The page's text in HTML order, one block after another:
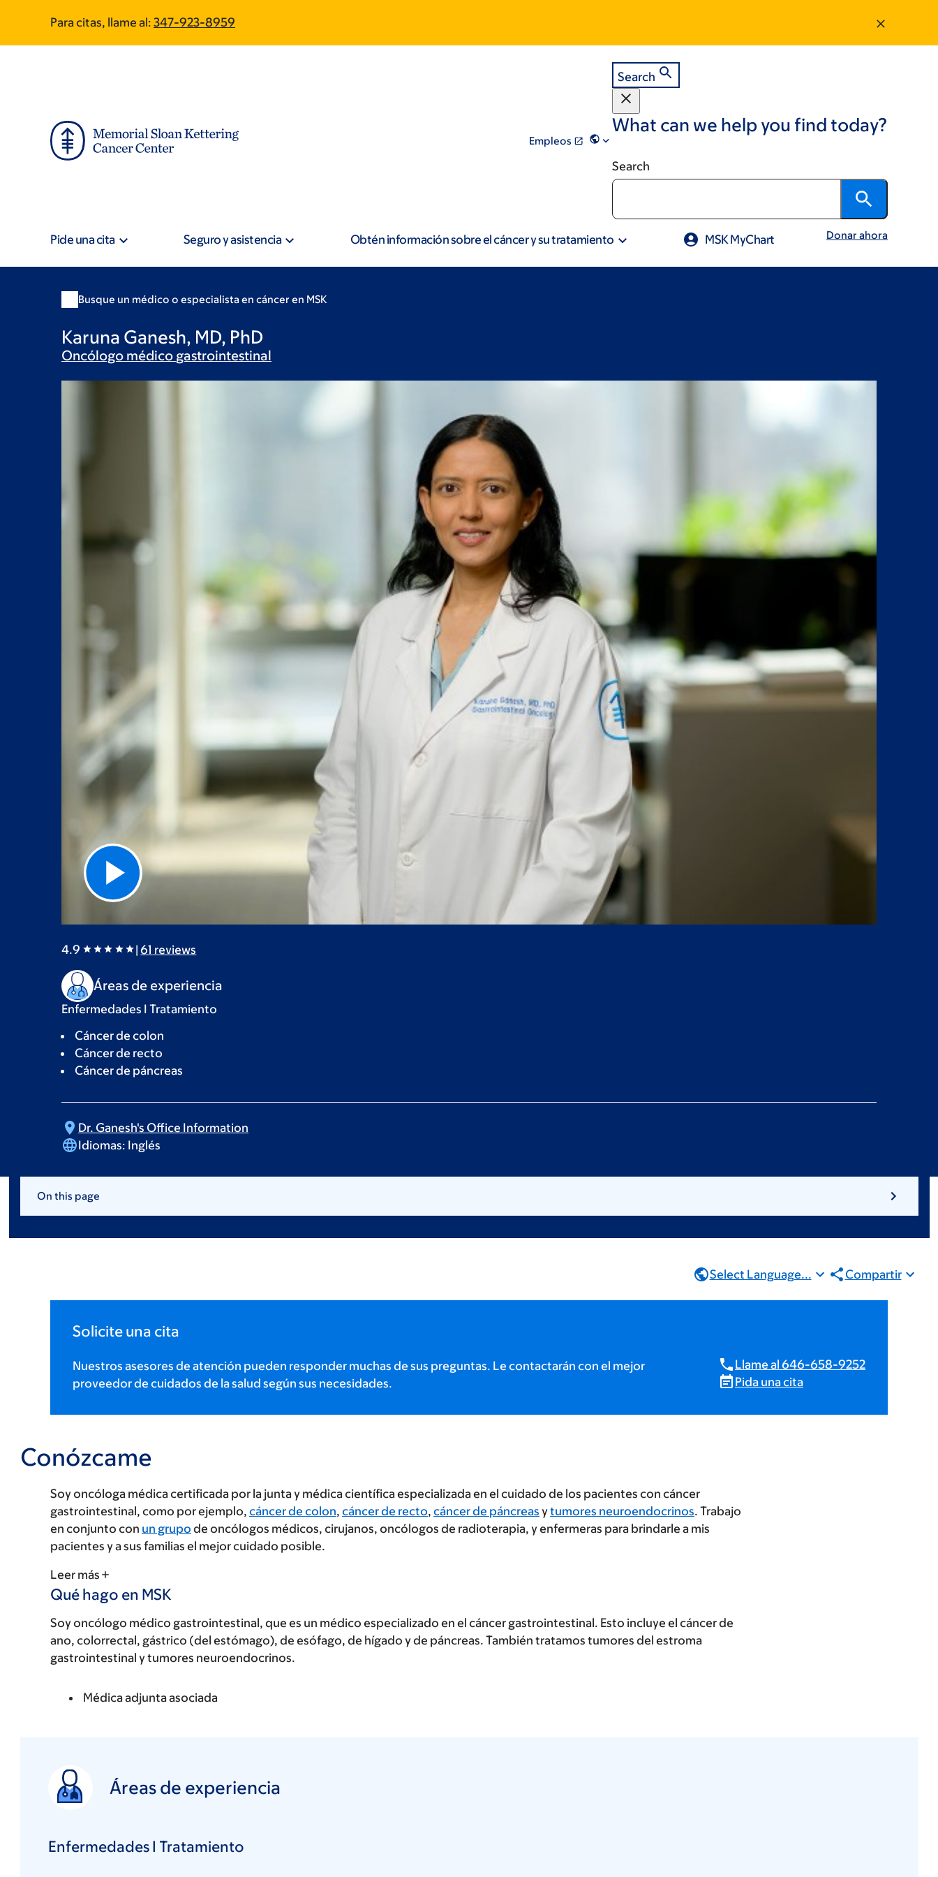
main
footer
Para citas, llame al: 347-923-8959
Empleos
Search
What can we help you find today?
Search
Pide una cita Seguro y asistencia Obtén información sobre el cáncer y su tratamiento MSK MyChart Donar ahora
Busque un médico o especialista en cáncer en MSK
Karuna Ganesh, MD, PhD
Oncólogo médico gastrointestinal
4.9 |61 reviews
Áreas de experiencia
Enfermedades I Tratamiento
Cáncer de colon
Cáncer de recto
Cáncer de páncreas
Dr. Ganesh's Office Information
Idiomas: Inglés
On this page
Select Language... Compartir
Solicite una cita
Nuestros asesores de atención pueden responder muchas de sus preguntas. Le contactarán con el mejor
proveedor de cuidados de la salud según sus necesidades.
Llame al 646-658-9252
Pida una cita
Conózcame
Soy oncóloga médica certificada por la junta y médica científica especializada en el cuidado de los pacientes con cáncer
gastrointestinal, como por ejemplo, cáncer de colon, cáncer de recto, cáncer de páncreas ytumores neuroendocrinos. Trabajo
en conjunto con un grupo de oncólogos médicos, cirujanos, oncólogos de radioterapia, y enfermeras para brindarle a mis
pacientes y a sus familias el mejor cuidado posible.
Leer más
Qué hago en MSK
Soy oncólogo médico gastrointestinal, que es un médico especializado en el cáncer gastrointestinal. Esto incluye el cáncer de
ano, colorrectal, gástrico (del estómago), de esófago, de hígado y de páncreas. También tratamos tumores del estroma
gastrointestinal y tumores neuroendocrinos.
Médica adjunta asociada
Áreas de experiencia
Enfermedades I Tratamiento